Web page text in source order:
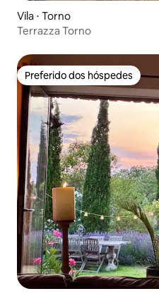
Vila ⋅ Torno
Terrazza Torno
Preferido dos hóspedes
Preferido dos hóspedes